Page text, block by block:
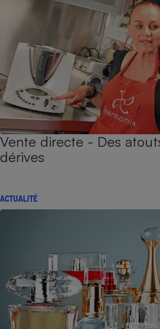
Vente directe - Des
dérives
ACTUALITÉ